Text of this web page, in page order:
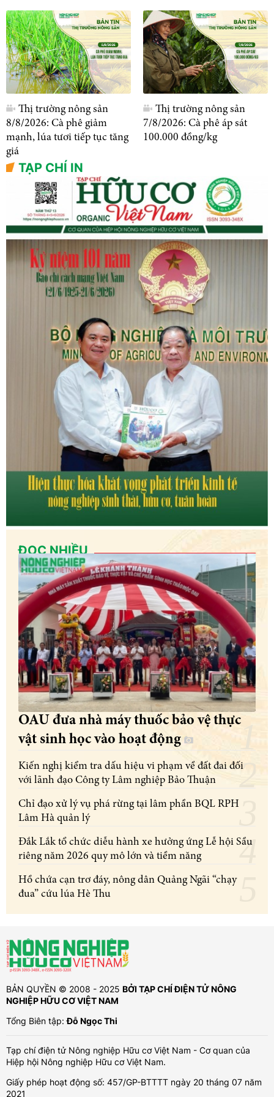
Thị trường nông sản
8/8/2026: Cà phê giảm
mạnh, lúa tươi tiếp tục tăng
giá
Thị trường nông sản
7/8/2026: Cà phê áp sát
100.000 đồng/kg
TẠP CHÍ IN
ĐỌC NHIỀU
OAU đưa nhà máy thuốc bảo vệ thực
vật sinh học vào hoạt động
Kiến nghị kiểm tra dấu hiệu vi phạm về đất đai đối
với lãnh đạo Công ty Lâm nghiệp Bảo Thuận
Chỉ đạo xử lý vụ phá rừng tại lâm phần BQL RPH
Lâm Hà quản lý
Đắk Lắk tổ chức diễu hành xe hưởng ứng Lễ hội Sầu
riêng năm 2026 quy mô lớn và tiềm năng
Hồ chứa cạn trơ đáy, nông dân Quảng Ngãi “chạy
đua” cứu lúa Hè Thu
BẢN QUYỀN © 2008 - 2025 BỞI TẠP CHÍ ĐIỆN TỬ NÔNG
NGHIỆP HỮU CƠ VIỆT NAM
Tổng Biên tập:Đỗ Ngọc Thi
Tạp chí điện tử Nông nghiệp Hữu cơ Việt Nam - Cơ quan của
Hiệp hội Nông nghiệp Hữu cơ Việt Nam.
Giấy phép hoạt động số: 457/GP-BTTTT ngày 20 tháng 07 năm
2021